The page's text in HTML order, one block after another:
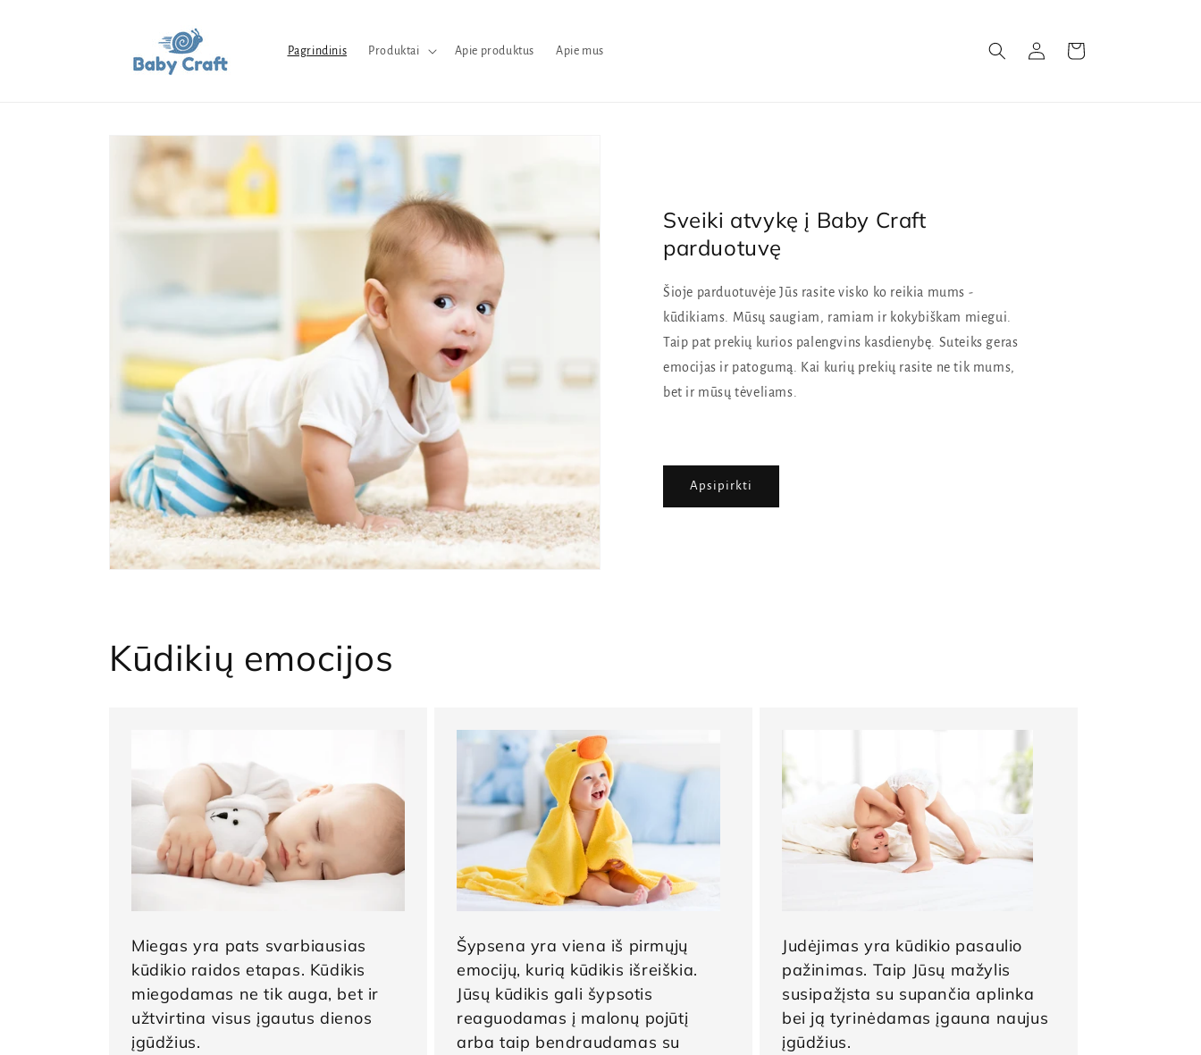
Pagrindinis Produktai Apie produktus Apie mus PrisijungtiKrepšelis
Sveiki atvykę į Baby Craft
parduotuvę
Šioje parduotuvėje Jūs rasite visko ko reikia mums -
kūdikiams. Mūsų saugiam, ramiam ir kokybiškam miegui.
Taip pat prekių kurios palengvins kasdienybę. Suteiks geras
emocijas ir patogumą. Kai kurių prekių rasite ne tik mums,
bet ir mūsų tėveliams.
Apsipirkti
Kūdikių emocijos
Miegas yra pats svarbiausias
kūdikio raidos etapas. Kūdikis
miegodamas ne tik auga, bet ir
užtvirtina visus įgautus dienos
įgūdžius.
Šypsena yra viena iš pirmųjų
emocijų, kurią kūdikis išreiškia.
Jūsų kūdikis gali šypsotis
reaguodamas į malonų pojūtį
arba taip bendraudamas su
Judėjimas yra kūdikio pasaulio
pažinimas. Taip Jūsų mažylis
susipažįsta su supančia aplinka
bei ją tyrinėdamas įgauna naujus
įgūdžius.